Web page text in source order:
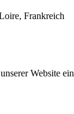
Frankreich
Website ein